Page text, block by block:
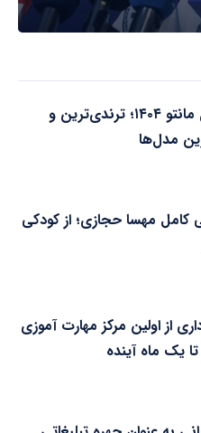
۱۵ مدل مانتو ۱۴۰۴؛ ترندی‌ترین و
مدل‌ها
کامل مهسا حجازی؛ از کودکی
از اولین مرکز مهارت آموزی
یک ماه آینده